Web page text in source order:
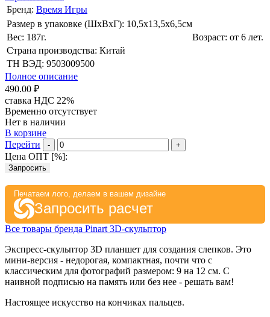
Бренд: Время Игры
Размер в упаковке (ШхВxГ): 10,5х13,5х6,5cм
Вес: 187г.
Возраст: от 6 лет.
Страна производства: Китай
ТН ВЭД: 9503009500
Полное описание
490.00 ₽
ставка НДС 22%
Временно отсутствует
Нет в наличии
В корзине
Перейти
- +
Цена ОПТ [%]:
Запросить
Печатаем лого, делаем в вашем дизайне
Запросить расчет
Все товары бренда Pinart 3D-скульптор
Экспресс-скульптор 3D планшет для создания слепков. Это
мини-версия - недорогая, компактная, почти что с
классическим для фотографий размером: 9 на 12 см. С
наивной подписью на память или без нее - решать вам!
Настоящее искусство на кончиках пальцев.